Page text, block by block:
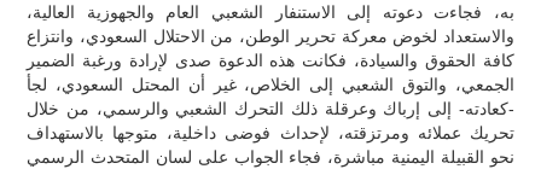
به، فجاءت دعوته إلى الاستنفار الشعبي العام والجهوزية العالية،
والاستعداد لخوض معركة تحرير الوطن، من الاحتلال السعودي، وانتزاع
كافة الحقوق والسيادة، فكانت هذه الدعوة صدى لإرادة ورغبة الضمير
الجمعي، والتوق الشعبي إلى الخلاص، غير أن المحتل السعودي، لجأ
-كعادته- إلى إرباك وعرقلة ذلك التحرك الشعبي والرسمي، من خلال
تحريك عملائه ومرتزقته، لإحداث فوضى داخلية، متوجها بالاستهداف
نحو القبيلة اليمنية مباشرة، فجاء الجواب على لسان المتحدث الرسمي